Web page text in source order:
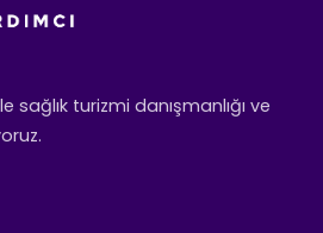
sağlık turizmi danışmanlığı ve